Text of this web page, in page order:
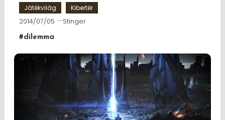
Játékvilág Kibertér
2014/07/05 Stinger
#dilemma